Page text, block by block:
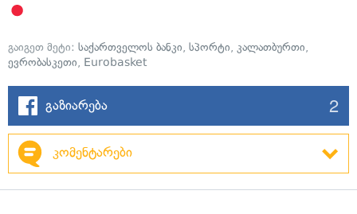
გაიგეთ მეტი: საქართველოს ბანკი, სპორტი, კალათბურთი,
ევრობასკეთი, Eurobasket
გაზიარება 2
კომენტარები